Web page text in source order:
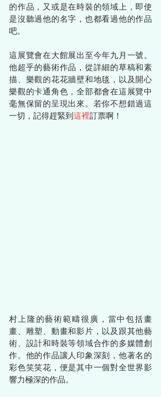
的作品，又或是在時裝的領域上，即使
是沒聽過他的名字，也都看過他的作品
吧。
這展覽會在大館展出至今年九月一號。
他超乎的藝術作品，從詳細的草稿和素
描、樂觀的花花牆壁和地毯，以及開心
樂觀的卡通角色，全部都會在這展覽中
毫無保留的呈現出來。若你不想錯過這
一切，記得趕緊到這裡訂票啊！
村上隆的藝術範疇很廣，當中包括畫
畫、雕塑、動畫和影片，以及跟其他藝
術、設計和時裝等領域合作的多媒體創
作。他的作品讓人印象深刻，他著名的
彩色笑笑花，便是其中一個對全世界影
響力極深的作品。